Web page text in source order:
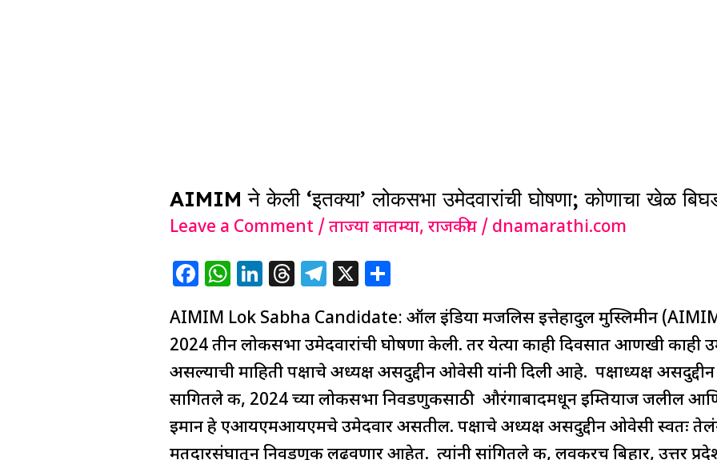
AIMIM ने केली ‘इतक्या’ लोकसभा उमेदवारांची घोषणा; कोणाचा खेळ
Leave a Comment /ताज्या बातम्या,राजकीय / dnamarathi.com
F
c
e
b
o
o
k
W
at
s
A
p
p
Li
k
e
dI
n
T
re
a
d
s
T
e
g
ra
m
X
ar
e
AIMIM Lok Sabha Candidate: ऑल इंडिया मजलिस इत्तेहादुल मुस्लिमीन
2024 तीन लोकसभा उमेदवारांची घोषणा केली. तर येत्या काही दिवसात आणखी काही
असल्याची माहिती पक्षाचे अध्यक्ष असदुद्दीन ओवेसी यांनी दिली आहे. पक्षाध्यक्ष
सागितले की, 2024 च्या लोकसभा निवडणुकीसाठी औरंगाबादमधून इम्तियाज जलील
इमान हे एआयएमआयएमचे उमेदवार असतील. पक्षाचे अध्यक्ष असदुद्दीन ओवेसी स्वतः
मतदारसंघातून निवडणूक लढवणार आहेत. त्यांनी सांगितले की, लवकरच बिहार, उत्तर प्रदेश,
केली ‘इतक्या’
लोकसभा
उमेदवारांची
घोषणा;
कोणाचा
खेळ
बिघडवणार
?